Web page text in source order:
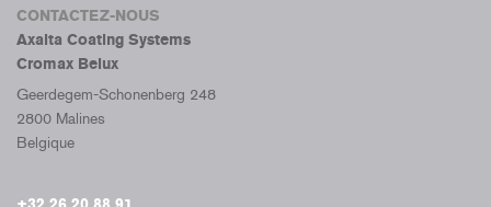
CONTACTEZ-NOUS
Axalta Coating Systems
Cromax Belux
Geerdegem-Schonenberg 248
2800 Malines
Belgique